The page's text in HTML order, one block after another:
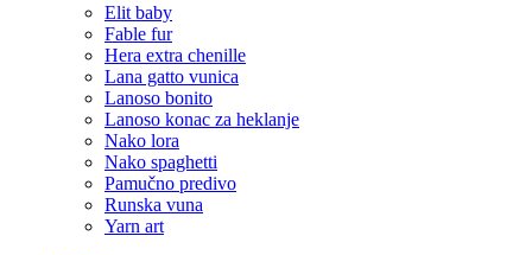
elit baby
fable fur
hera extra chenille
lana gatto vunica
lanoso bonito
lanoso konac za heklanje
nako lora
nako spaghetti
pamučno predivo
runska vuna
yarn art